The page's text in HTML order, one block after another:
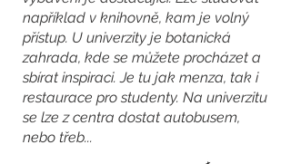
například v knihovně, kam je volný
přístup. U univerzity je botanická
zahrada, kde se můžete procházet a
sbírat inspiraci. Je tu jak menza, tak i
restaurace pro studenty. Na univerzitu
se lze z centra dostat autobusem,
nebo třeb...